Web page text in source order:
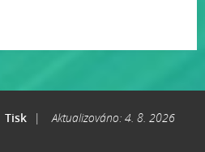
Tisk |
Aktualizováno: 4. 8. 2026